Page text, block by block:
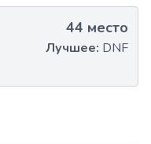
44 место
Лучшее: DNF